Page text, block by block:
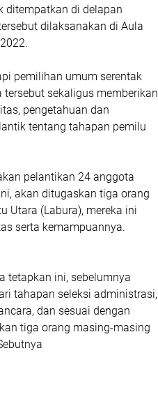
ditempatkan di delapan
dilaksanakan di Aula
pemilihan umum serentak
sekaligus memberikan
pengetahuan dan
tentang tahapan pemilu
pelantikan 24 anggota
akan ditugaskan tiga orang
Utara (Labura), mereka ini
serta kemampuannya.
tetapkan ini, sebelumnya
tahapan seleksi administrasi,
dan sesuai dengan
tiga orang masing-masing